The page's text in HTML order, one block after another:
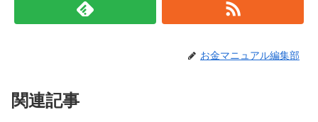
お金マニュアル編集部
関連記事